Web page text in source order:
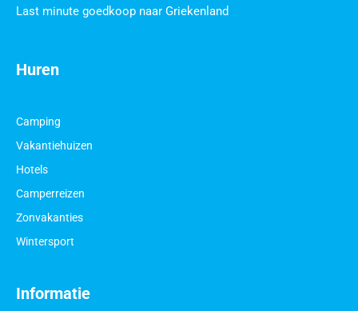
Informatie
Huren
Camping
Vakantiehuizen
Hotels
Camperreizen
Zonvakanties
Wintersport
Last minute goedkoop naar Griekenland